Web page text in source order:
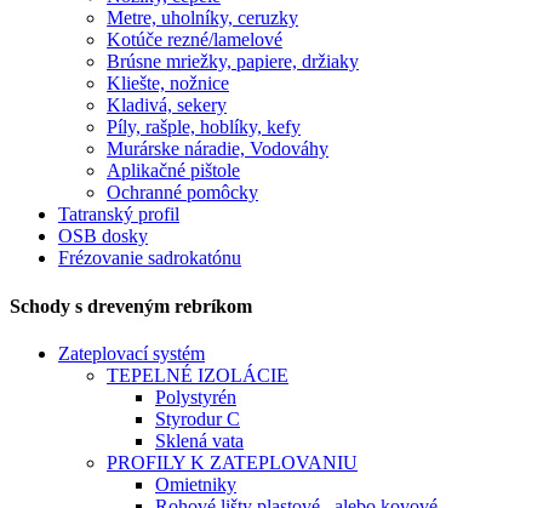
Metre, uholníky, ceruzky
Kotúče rezné/lamelové
Brúsne mriežky, papiere, držiaky
Kliešte, nožnice
Kladivá, sekery
Píly, rašple, hoblíky, kefy
Murárske náradie, Vodováhy
Aplikačné pištole
Ochranné pomôcky
Tatranský profil
OSB dosky
Frézovanie sadrokatónu
Schody s dreveným rebríkom
Zateplovací systém
TEPELNÉ IZOLÁCIE
Polystyrén
Styrodur C
Sklená vata
PROFILY K ZATEPLOVANIU
Omietniky